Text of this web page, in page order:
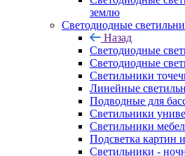
землю
Светодиодные
Назад
Светодиодные
Светодиодные
Светильники
Линейные
Подводные для
Светильники
Светильники
Подсветка картин
Светильники -